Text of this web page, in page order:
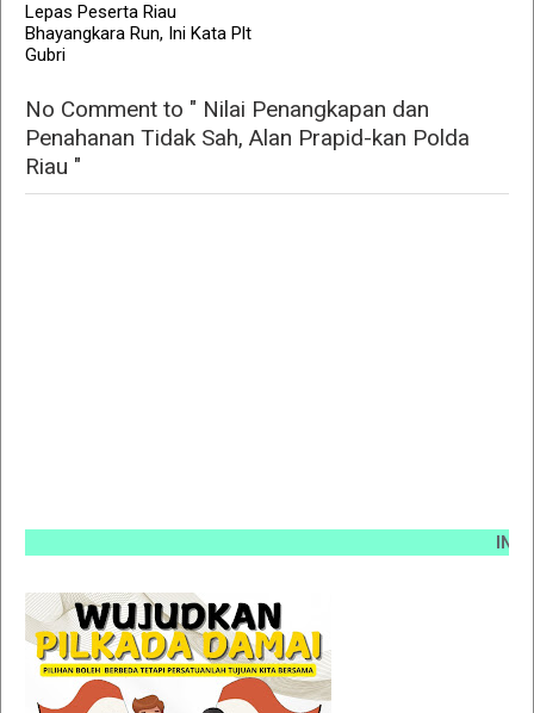
Lepas Peserta Riau
Bhayangkara Run, Ini Kata Plt
Gubri
No Comment to " Nilai Penangkapan dan
Penahanan Tidak Sah, Alan Prapid-kan Polda
Riau "
INFO